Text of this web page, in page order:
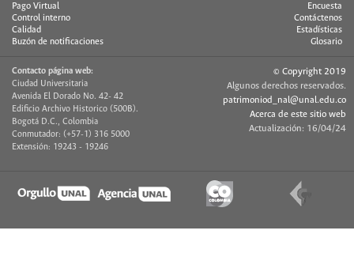
Pago Virtual
Control interno
Calidad
Buzón de notificaciones
Encuesta
Contáctenos
Estadísticas
Glosario
Contacto página web:
Ciudad Universitaria
Avenida El Dorado No. 42- 42
Edificio Archivo Historico (500B).
Bogotá D.C., Colombia
Conmutador: (+57-1) 316 5000
Extensión: 19243 - 19246
© Copyright 2019
Algunos derechos reservados.
patrimoniod_nal@unal.edu.co
Acerca de este sitio web
Actualización: 16/04/24